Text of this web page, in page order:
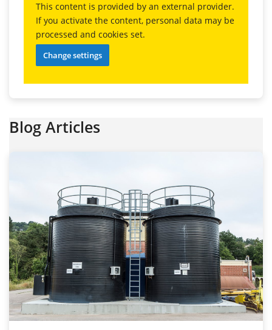
This content is provided by an external provider.
If you activate the content, personal data may be
processed and cookies set.
Change settings
Blog Articles